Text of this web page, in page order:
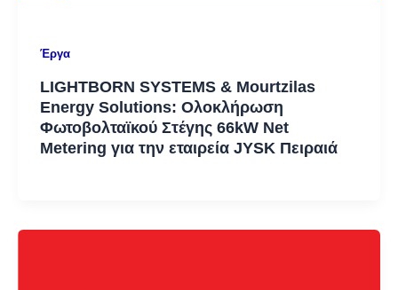
Έργα
LIGHTBORN SYSTEMS & Mourtzilas
Energy Solutions: Ολοκλήρωση
Φωτοβολταϊκού Στέγης 66kW Net
Metering για την εταιρεία JYSK Πειραιά